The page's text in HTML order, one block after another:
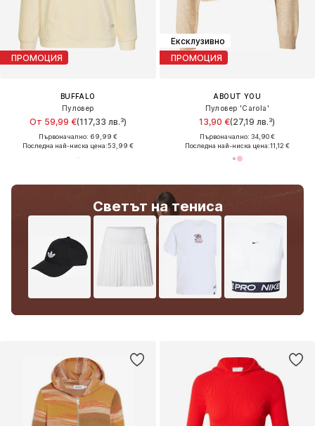
ПРОМОЦИЯ
BUFFALO
Пуловер
От 59,99 €(117,33 лв.³)
Първоначално: 69,99 €
Последна най-ниска цена:53,99 €
Ексклузивно
ПРОМОЦИЯ
ABOUT YOU
Пуловер 'Carola'
13,90 €(27,19 лв.³)
Първоначално: 34,90 €
Последна най-ниска цена:11,12 €
Светът на тениса